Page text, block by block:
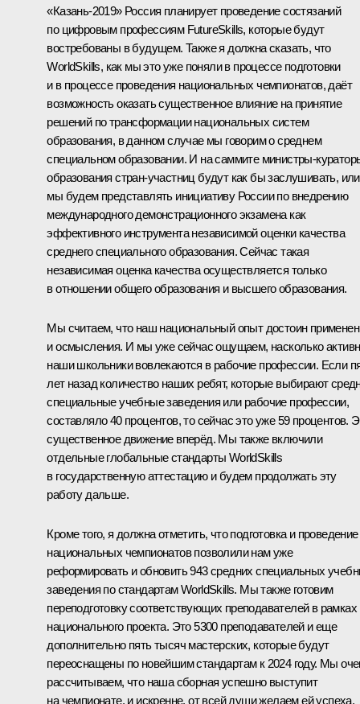
«Казань‑2019» Россия планирует проведение состязаний
по цифровым профессиям FutureSkills, которые будут
востребованы в будущем. Также я должна сказать, что
WorldSkills, как мы это уже поняли в процессе подготовки
и в процессе проведения национальных чемпионатов, даёт
возможность оказать существенное влияние на принятие
решений по трансформации национальных систем
образования, в данном случае мы говорим о среднем
специальном образовании. И на саммите
образования стран‑участниц будут как бы заслушивать, или
мы будем представлять инициативу России по внедрению
международного демонстрационного экзамена как
эффективного инструмента независимой оценки качества
среднего специального образования. Сейчас такая
независимая оценка качества осуществляется только
в отношении общего образования и высшего образования.
Мы считаем, что наш национальный опыт достоин
и осмысления. И мы уже сейчас ощущаем, насколько
наши школьники вовлекаются в рабочие профессии. Если
лет назад количество наших ребят, которые выбирают
специальные учебные заведения или рабочие профессии,
составляло 40 процентов, то сейчас это уже 59 процентов.
существенное движение вперёд. Мы также включили
отдельные глобальные стандарты WorldSkills
в государственную аттестацию и будем продолжать эту
работу дальше.
Кроме того, я должна отметить, что подготовка и проведение
национальных чемпионатов позволили нам уже
реформировать и обновить 943 средних специальных
заведения по стандартам WorldSkills. Мы также готовим
переподготовку соответствующих преподавателей в рамках
национального проекта. Это 5300 преподавателей и еще
дополнительно пять тысяч мастерских, которые будут
переоснащены по новейшим стандартам к 2024 году. Мы
рассчитываем, что наша сборная успешно выступит
на чемпионате, и искренне, от всей души желаем ей успеха.